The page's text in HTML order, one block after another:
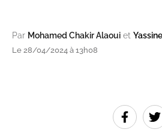
Par Mohamed Chakir Alaoui et
Le 28/04/2024 à 13h08